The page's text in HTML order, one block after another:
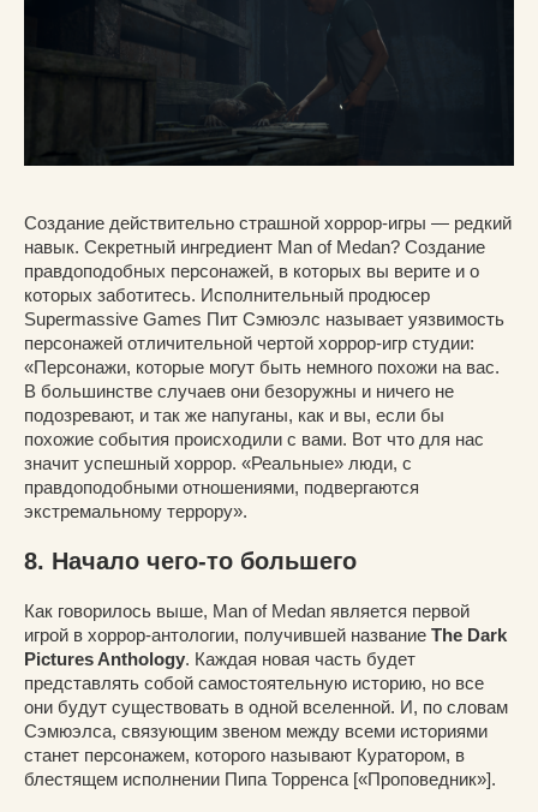
Создание действительно страшной хоррор-игры — редкий
навык. Секретный ингредиент Man of Medan? Создание
правдоподобных персонажей, в которых вы верите и о
которых заботитесь. Исполнительный продюсер
Supermassive Games Пит Сэмюэлс называет уязвимость
персонажей отличительной чертой хоррор-игр студии:
«Персонажи, которые могут быть немного похожи на вас.
В большинстве случаев они безоружны и ничего не
подозревают, и так же напуганы, как и вы, если бы
похожие события происходили с вами. Вот что для нас
значит успешный хоррор. «Реальные» люди, с
правдоподобными отношениями, подвергаются
экстремальному террору».
8. Начало чего-то большего
Как говорилось выше, Man of Medan является первой
игрой в хоррор-антологии, получившей название The Dark
Pictures Anthology. Каждая новая часть будет
представлять собой самостоятельную историю, но все
они будут существовать в одной вселенной. И, по словам
Сэмюэлса, связующим звеном между всеми историями
станет персонажем, которого называют Куратором, в
блестящем исполнении Пипа Торренса [«Проповедник»].